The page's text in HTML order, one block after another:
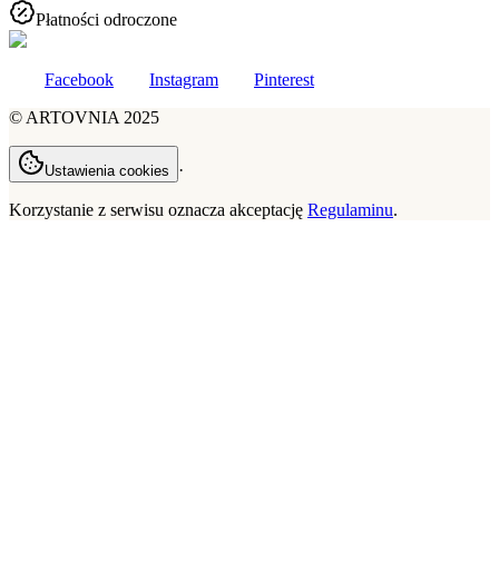
Płatności odroczone
Facebook Instagram
Pinterest
© ARTOVNIA 2025
Ustawienia cookies ·
Korzystanie z serwisu oznacza akceptację Regulaminu.